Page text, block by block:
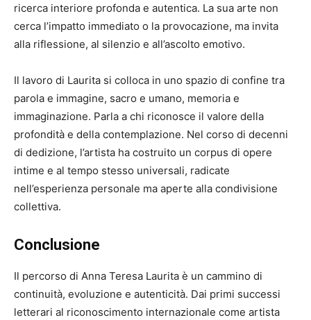
ricerca interiore profonda e autentica. La sua arte non
cerca l’impatto immediato o la provocazione, ma invita
alla riflessione, al silenzio e all’ascolto emotivo.
Il lavoro di Laurita si colloca in uno spazio di confine tra
parola e immagine, sacro e umano, memoria e
immaginazione. Parla a chi riconosce il valore della
profondità e della contemplazione. Nel corso di decenni
di dedizione, l’artista ha costruito un corpus di opere
intime e al tempo stesso universali, radicate
nell’esperienza personale ma aperte alla condivisione
collettiva.
Conclusione
Il percorso di Anna Teresa Laurita è un cammino di
continuità, evoluzione e autenticità. Dai primi successi
letterari al riconoscimento internazionale come artista